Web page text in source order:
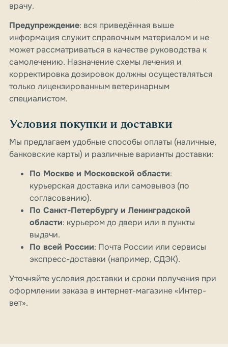
врачу.
Предупреждение: вся приведённая выше
информация служит справочным материалом и не
может рассматриваться в качестве руководства к
самолечению. Назначение схемы лечения и
корректировка дозировок должны осуществляться
только лицензированным ветеринарным
специалистом.
Условия покупки и доставки
Мы предлагаем удобные способы оплаты (наличные,
банковские карты) и различные варианты доставки:
По Москве и Московской области:
курьерская доставка или самовывоз (по
согласованию).
По Санкт-Петербургу и Ленинградской
области: курьером до двери или в пункты
выдачи.
По всей России: Почта России или сервисы
экспресс-доставки (например, СДЭК).
Уточняйте условия доставки и сроки получения при
оформлении заказа в интернет-магазине «Интер-
вет».